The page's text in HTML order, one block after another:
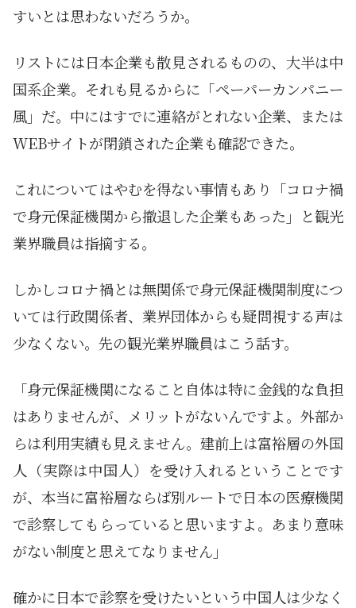
すいとは思わないだろうか。
リストには日本企業も散見されるものの、大半は中
国系企業。それも見るからに「ペーパーカンパニー
風」だ。中にはすでに連絡がとれない企業、または
WEBサイトが閉鎖された企業も確認できた。
これについてはやむを得ない事情もあり「コロナ禍
で身元保証機関から撤退した企業もあった」と観光
業界職員は指摘する。
しかしコロナ禍とは無関係で身元保証機関制度につ
いては行政関係者、業界団体からも疑問視する声は
少なくない。先の観光業界職員はこう話す。
「身元保証機関になること自体は特に金銭的な負担
はありませんが、メリットがないんですよ。外部か
らは利用実績も見えません。建前上は富裕層の外国
人（実際は中国人）を受け入れるということです
が、本当に富裕層ならば別ルートで日本の医療機関
で診察してもらっていると思いますよ。あまり意味
がない制度と思えてなりません」
確かに日本で診察を受けたいという中国人は少なく